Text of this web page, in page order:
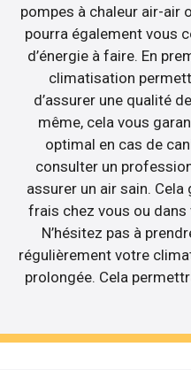
pompes à chaleur air-air
pourra également vous
d’énergie à faire. En
climatisation
d’assurer une qualité
même, cela vous
optimal en cas de
consulter un
assurer un air sain.
frais chez vous ou
N’hésitez pas à
régulièrement votre
prolongée. Cela